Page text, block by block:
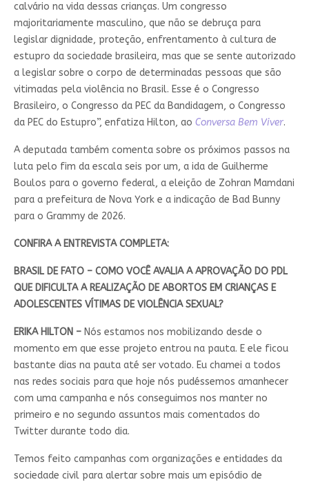
calvário na vida dessas crianças. Um congresso
majoritariamente masculino, que não se debruça para
legislar dignidade, proteção, enfrentamento à cultura de
estupro da sociedade brasileira, mas que se sente autorizado
a legislar sobre o corpo de determinadas pessoas que são
vitimadas pela violência no Brasil. Esse é o Congresso
Brasileiro, o Congresso da PEC da Bandidagem, o Congresso
da PEC do Estupro”, enfatiza Hilton, ao Conversa Bem Viver.
A deputada também comenta sobre os próximos passos na
luta pelo fim da escala seis por um, a ida de Guilherme
Boulos para o governo federal, a eleição de Zohran Mamdani
para a prefeitura de Nova York e a indicação de Bad Bunny
para o Grammy de 2026.
CONFIRA A ENTREVISTA COMPLETA:
BRASIL DE FATO – COMO VOCÊ AVALIA A APROVAÇÃO DO PDL
QUE DIFICULTA A REALIZAÇÃO DE ABORTOS EM CRIANÇAS E
ADOLESCENTES VÍTIMAS DE VIOLÊNCIA SEXUAL?
ERIKA HILTON –Nós estamos nos mobilizando desde o
momento em que esse projeto entrou na pauta. E ele ficou
bastante dias na pauta até ser votado. Eu chamei a todos
nas redes sociais para que hoje nós pudéssemos amanhecer
com uma campanha e nós conseguimos nos manter no
primeiro e no segundo assuntos mais comentados do
Twitter durante todo dia.
Temos feito campanhas com organizações e entidades da
sociedade civil para alertar sobre mais um episódio de